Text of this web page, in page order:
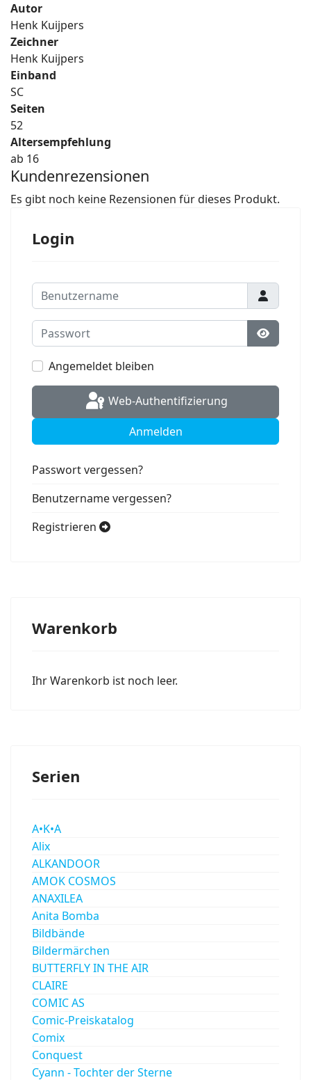
Autor
Henk Kuijpers
Zeichner
Henk Kuijpers
Einband
SC
Seiten
52
Altersempfehlung
ab 16
Kundenrezensionen
Es gibt noch keine Rezensionen für dieses Produkt.
Login
Benutzername
Passwort
Angemeldet bleiben
Web-Authentifizierung
Anmelden
Passwort vergessen?
Benutzername vergessen?
Registrieren
Warenkorb
Ihr Warenkorb ist noch leer.
Serien
A•K•A
Alix
ALKANDOOR
AMOK COSMOS
ANAXILEA
Anita Bomba
Bildbände
Bildermärchen
BUTTERFLY IN THE AIR
CLAIRE
COMIC AS
Comic-Preiskatalog
Comix
Conquest
Cyann - Tochter der Sterne